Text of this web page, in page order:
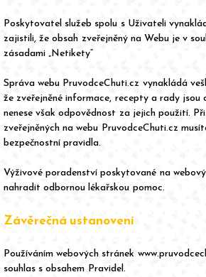
Poskytovatel služeb spolu s Uživateli
zajistili, že obsah zveřejněný na Webu je v
zásadami „Netikety“
Správa webu PruvodceChuti.cz vynakládá
že zveřejněné informace, recepty a rady jsou
nenese však odpovědnost za jejich použití.
zveřejněných na webu PruvodceChuti.cz
bezpečnostní pravidla.
Výživové poradenství poskytované na
nahradit odbornou lékařskou pomoc.
Závěrečná ustanovení
Používáním webových stránek
souhlas s obsahem Pravidel.